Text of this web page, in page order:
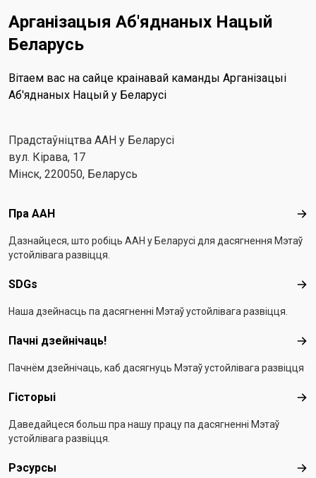
Арганізацыя Аб'яднаных Нацый
Беларусь
Вітаем вас на сайце краінавай каманды Арганізацыі
Аб'яднаных Нацый у Беларусі
Прадстаўніцтва ААН у Беларусі
вул. Кірава, 17
Мінск, 220050, Беларусь
Footer menu
Пра ААН
Дазнайцеся, што робіць ААН у Беларусі для дасягнення Мэтаў
устойлівага развіцця.
SDGs
Наша дзейнасць па дасягненні Мэтаў устойлівага развіцця.
Пачні дзейнічаць!
Пачнём дзейнічаць, каб дасягнуць Мэтаў устойлівага развіцця
Гісторыі
Даведайцеся больш пра нашу працу па дасягненні Мэтаў
устойлівага развіцця.
Рэсурсы